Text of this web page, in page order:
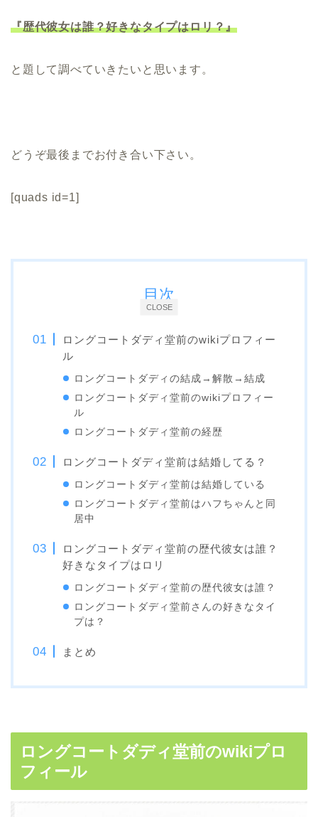
『歴代彼女は誰？好きなタイプはロリ？』
と題して調べていきたいと思います。
どうぞ最後までお付き合い下さい。
[quads id=1]
CLOSE
目次
ロングコートダディ堂前のwikiプロフィー
ル
ロングコートダディの結成→解散→結成
ロングコートダディ堂前のwikiプロフィー
ル
ロングコートダディ堂前の経歴
ロングコートダディ堂前は結婚してる？
ロングコートダディ堂前は結婚している
ロングコートダディ堂前はハフちゃんと同
居中
ロングコートダディ堂前の歴代彼女は誰？
好きなタイプはロリ
ロングコートダディ堂前の歴代彼女は誰？
ロングコートダディ堂前さんの好きなタイ
プは？
まとめ
ロングコートダディ堂前のwikiプロ
フィール